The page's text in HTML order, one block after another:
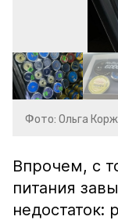
Фото: Ольга
Впрочем, с
питания
недостаток: